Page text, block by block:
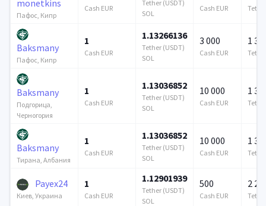
monetkins
Пафос, Кипр
Cash EUR
Tether (USDT)
SOL
Cash EUR
Baksmany
Пафос, Кипр
1
Cash EUR
1.13266136
Tether (USDT)
SOL
3 000
Cash EUR
1
Baksmany
Подгорица,
Черногория
1
Cash EUR
1.13036852
Tether (USDT)
SOL
10 000
Cash EUR
1
Baksmany
Тирана, Албания
1
Cash EUR
1.13036852
Tether (USDT)
SOL
10 000
Cash EUR
1
Payex24
Киев, Украина
1
Cash EUR
1.12901939
Tether (USDT)
SOL
500
Cash EUR
2